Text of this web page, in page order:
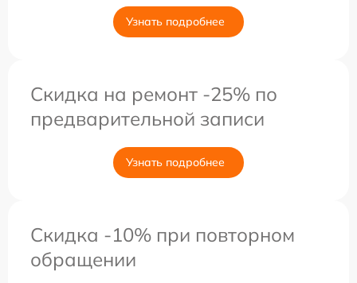
Узнать подробнее
Скидка на ремонт -25% по
предварительной записи
Узнать подробнее
Скидка -10% при повторном
обращении